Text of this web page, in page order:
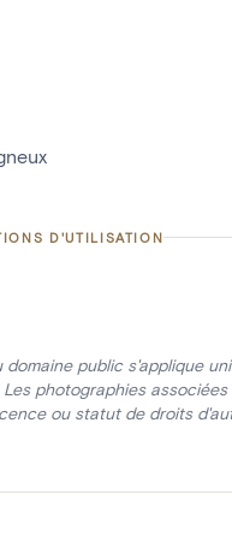
D'UTILISATION
public s'applique
photographies
ou statut de droits